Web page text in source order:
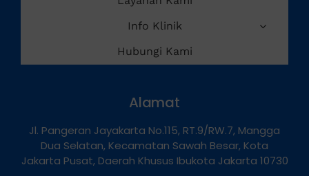
Hubungi Kami
Jl. Pangeran Jayakarta No.115, RT.9/RW.7, Mangga
Dua Selatan, Kecamatan Sawah Besar, Kota